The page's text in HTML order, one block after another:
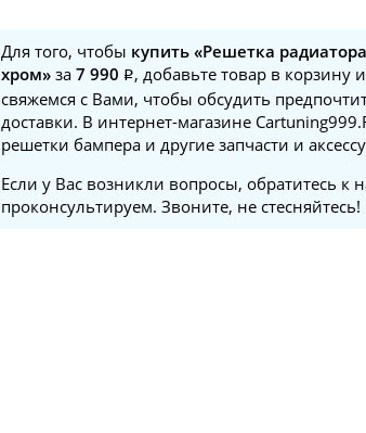
Для того, чтобы купить «Решетка
хром» за 7 990
, добавьте товар в корзину
свяжемся с Вами, чтобы обсудить
доставки. В интернет-магазине
решетки бампера и другие запчасти и
Если у Вас возникли вопросы, обратитесь к
проконсультируем. Звоните, не стесняйтесь!